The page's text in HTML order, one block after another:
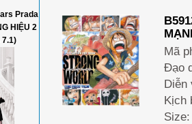
Prada
HIỆU 2
7.1)
Mã
Đạo
Diễn
Kịch